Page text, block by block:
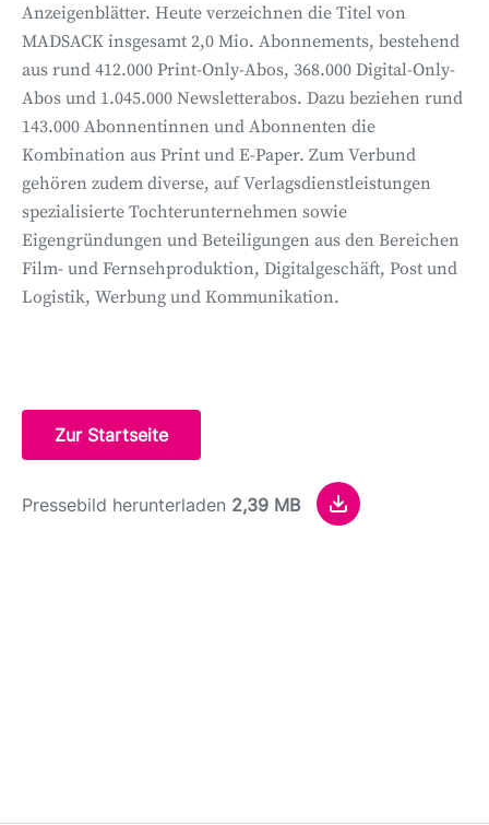
Anzeigenblätter. Heute verzeichnen die Titel von
MADSACK insgesamt 2,0 Mio. Abonnements, bestehend
aus rund 412.000 Print-Only-Abos, 368.000 Digital-Only-
Abos und 1.045.000 Newsletterabos. Dazu beziehen rund
143.000 Abonnentinnen und Abonnenten die
Kombination aus Print und E-Paper. Zum Verbund
gehören zudem diverse, auf Verlagsdienstleistungen
spezialisierte Tochterunternehmen sowie
Eigengründungen und Beteiligungen aus den Bereichen
Film- und Fernsehproduktion, Digitalgeschäft, Post und
Logistik, Werbung und Kommunikation.
Zur Startseite
Pressebild herunterladen 2,39 MB